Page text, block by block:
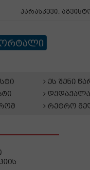
პარასკევი,
ეს შენი
რეტრო